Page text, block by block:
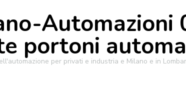
Automazioni
portoni
per privati e industria e Milano e in